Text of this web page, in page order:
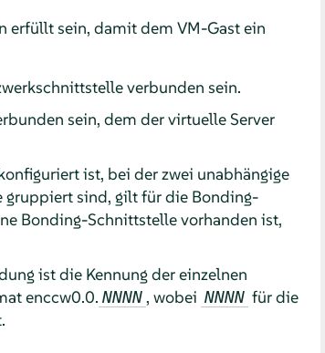
erfüllt sein, damit dem VM-Gast ein
verbunden sein.
sein, dem der virtuelle Server
ist, bei der zwei unabhängige
gruppiert sind, gilt für die Bonding-
Bonding-Schnittstelle vorhanden ist,
ist die Kennung der einzelnen
enccw0.0. NNNN , wobei NNNN für die